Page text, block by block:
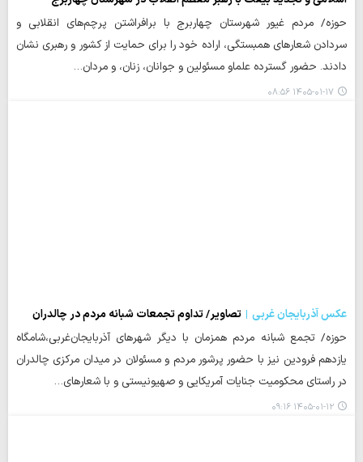
حوزه/ مردم غیور شهرستان چهاربرج با برافراشتن پرچم‌های انقلابی و
سردادن شعارهای همبستگی، اراده خود را برای حمایت از کشور و رهبری نشان
دادند. حضور گسترده علماو مسئولین و جوانان، زنان، و مردان…
۱۴۰۵-۰۱-۱۷ ۰۸:۵۶
عکس آذربایجان غربی
تصاویر/ تداوم تجمعات شبانه مردم در چالدران
حوزه/ تجمع شبانه مردم همزمان با دیگر شهرهای آذربایجان‌غربی،شامگاه
یازدهم فرودین نیز با حضور پرشور مردم و مسئولان در میدان مرکزی چالدران
در راستای محکومیت جنایات آمریکایی و صهیونیستی و با شعارهای…
۱۴۰۵-۰۱-۱۲ ۰۹:۱۶